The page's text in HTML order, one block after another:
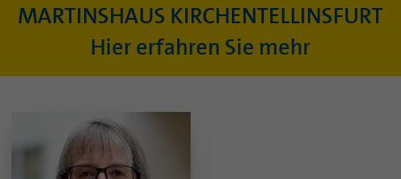
MARTINSHAUS KIRCHENTELLINSFURT
Hier erfahren Sie mehr